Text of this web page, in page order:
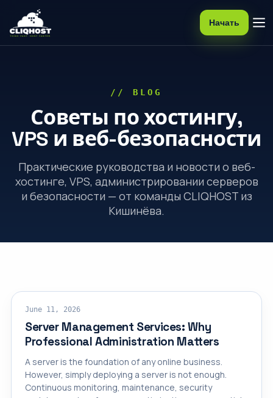
Начать
// BLOG
Советы по хостингу,
VPS и веб-безопасности
Практические руководства и новости о веб-
хостинге, VPS, администрировании серверов
и безопасности — от команды CLIQHOST из
Кишинёва.
SERVER MANAGEMENT
June 11, 2026
Server Management Services: Why
Professional Administration Matters
A server is the foundation of any online business.
However, simply deploying a server is not enough.
Continuous monitoring, maintenance, security